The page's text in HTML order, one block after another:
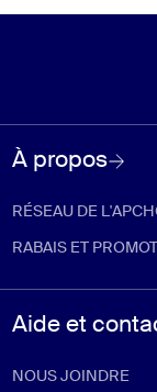
À propos
RÉSEAU DE
RABAIS ET
Aide et
NOUS JOINDRE